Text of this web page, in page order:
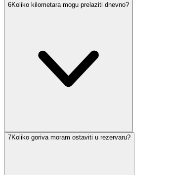
6Koliko kilometara mogu prelaziti dnevno?
7Koliko goriva moram ostaviti u rezervaru?